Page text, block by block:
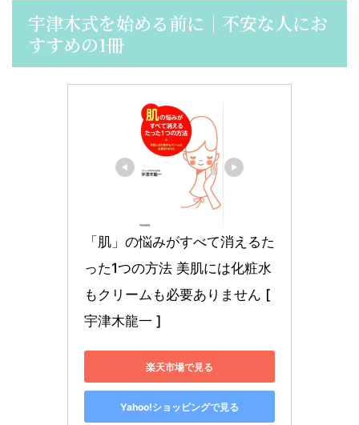
宇津木式を始める前に｜不安な人にお
すすめの1冊
「肌」の悩みがすべて消えるた
った1つの方法 美肌には化粧水
もクリームも必要ありません [
宇津木龍一 ]
楽天市場で見る
Yahoo!ショッピングで見る